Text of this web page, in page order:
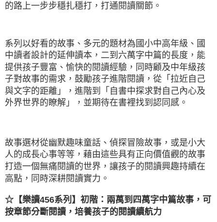
的路上一步步穩扎穩打，打通閱讀關節。
系列以好看的故事、多元的題材為國小中高年級、國
中讀者設計的延伸讀本，二到六萬字中篇的長度，能
提供孩子豐富、愉快的閱讀經驗，同時顧及中年級孩
子對故事的需求，鼓勵孩子進階閱讀，從「拉近自己
與文字的距離」，進階到「自書中探求對自己內心及
外界世界的瞭解」，並期待在書裡找到認同感。
故事選材從幽默趣味童話、偵探冒險故事，或是小大
人的成長心事等等，藉由這些具有正向價值觀的故事
打造一個無痛閱讀的世界，讓孩子的閱讀興趣持續在
高點，同時深耕閱讀實力。
☆【樂讀456系列】初階：兩萬到四萬字中篇故事，可
按章節分斷閱讀，培養孩子的閱讀續航力